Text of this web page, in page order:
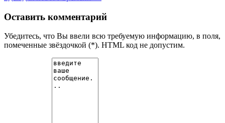
Оставить комментарий
Убедитесь, что Вы ввели всю требуемую информацию, в поля,
помеченные звёздочкой (*). HTML код не допустим.